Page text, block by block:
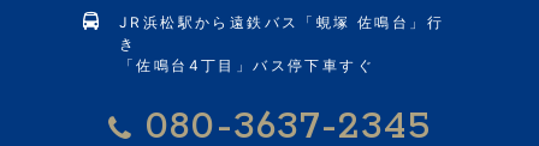
JR浜松駅から遠鉄バス「蜆塚 佐鳴台」行
き
「佐鳴台4丁目」バス停下車すぐ
080-3637-2345